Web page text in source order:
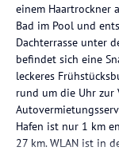
einem Haartrockner
Bad im Pool und
Dachterrasse unter
befindet sich eine
leckeres
rund um die Uhr zur
Hafen ist nur 1 km
27 km. WLAN ist in